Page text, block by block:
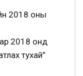
2018 оны
2018 онд
тухай”